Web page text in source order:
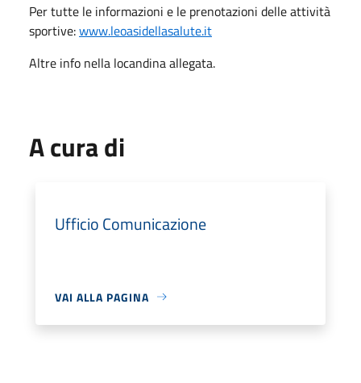
Per tutte le informazioni e le prenotazioni delle attività
sportive:www.leoasidellasalute.it
Altre info nella locandina allegata.
A cura di
Ufficio Comunicazione
VAI ALLA PAGINA